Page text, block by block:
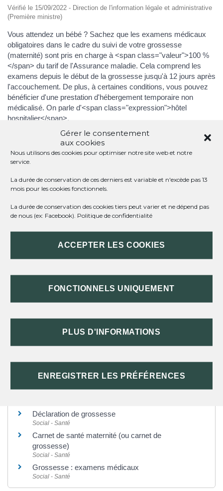
Gérer le consentement
aux cookies
Nous utilisons des cookies pour optimiser notre site web et notre
service.
La durée de conservation de ces derniers est variable et n'excède pas 13
mois pour les cookies fonctionnels.
La durée de conservation des cookies tiers peut varier et ne dépend pas
de nous (ex: Facebook). Politique de confidentialité
ACCEPTER LES COOKIES
FONCTIONNELS UNIQUEMENT
PLUS D'INFORMATIONS
ENREGISTRER LES PRÉFÉRENCES
Vérifié le 15/09/2022 - Direction de l'information légale et administrative
(Première ministre)
Vous attendez un bébé ? Sachez que les examens médicaux
obligatoires dans le cadre du suivi de votre grossesse
(maternité) sont pris en charge à <span class="valeur">100 %
</span> du tarif de l'Assurance maladie. Cela comprend les
examens depuis le début de la grossesse jusqu'à 12 jours après
l'accouchement. De plus, à certaines conditions, vous pouvez
bénéficier d'une prestation d'hébergement temporaire non
médicalisé. On parle d'<span class="expression">hôtel
hospitalier</span>.
TOUT REPLIER TOUT DÉPLIER
QUELS SONT LES EXAMENS PRIS EN
JUSQU'À LA FIN DU 5E MOIS ?
QUELS SONT LES FRAIS MÉDICAUX
LES 12 JOURS APRÈS
L'ACCOUCHEMENT
TEXTES DE RÉFÉRENCE
Déclaration de grossesse
Social - Santé
Carnet de santé maternité (ou carnet de
grossesse)
Social - Santé
Grossesse : examens médicaux
Social - Santé